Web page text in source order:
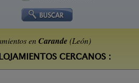
enCarande(León)
CERCANOS :